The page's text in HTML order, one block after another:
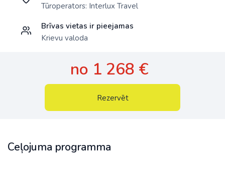
Ceļojuma programma
Tūroperators: Interlux Travel
Brīvas vietas ir pieejamas
Krievu valoda
no 1 268 €
Rezervēt